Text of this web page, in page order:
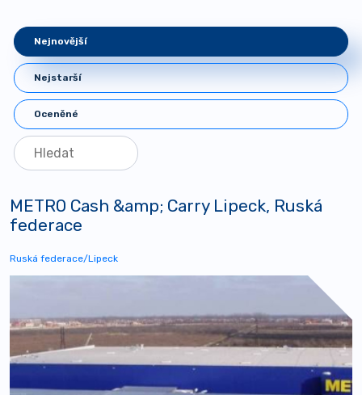
Nejnovější
Nejstarší
Oceněné
METRO Cash &amp; Carry Lipeck, Ruská
federace
Ruská federace/Lipeck